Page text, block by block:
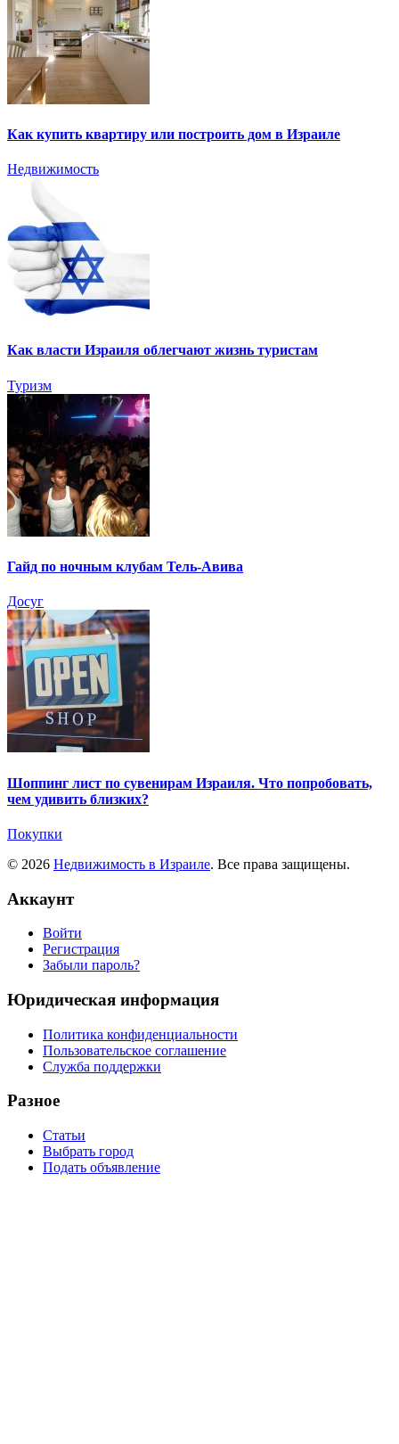
Как купить квартиру или построить дом в Израиле
Недвижимость
Как власти Израиля облегчают жизнь туристам
Туризм
Гайд по ночным клубам Тель-Авива
Досуг
Шоппинг лист по сувенирам Израиля. Что попробовать,
чем удивить близких?
Покупки
© 2026 Недвижимость в Израиле. Все права защищены.
Аккаунт
Войти
Регистрация
Забыли пароль?
Юридическая информация
Политика конфиденциальности
Пользовательское соглашение
Служба поддержки
Разное
Статьи
Выбрать город
Подать объявление